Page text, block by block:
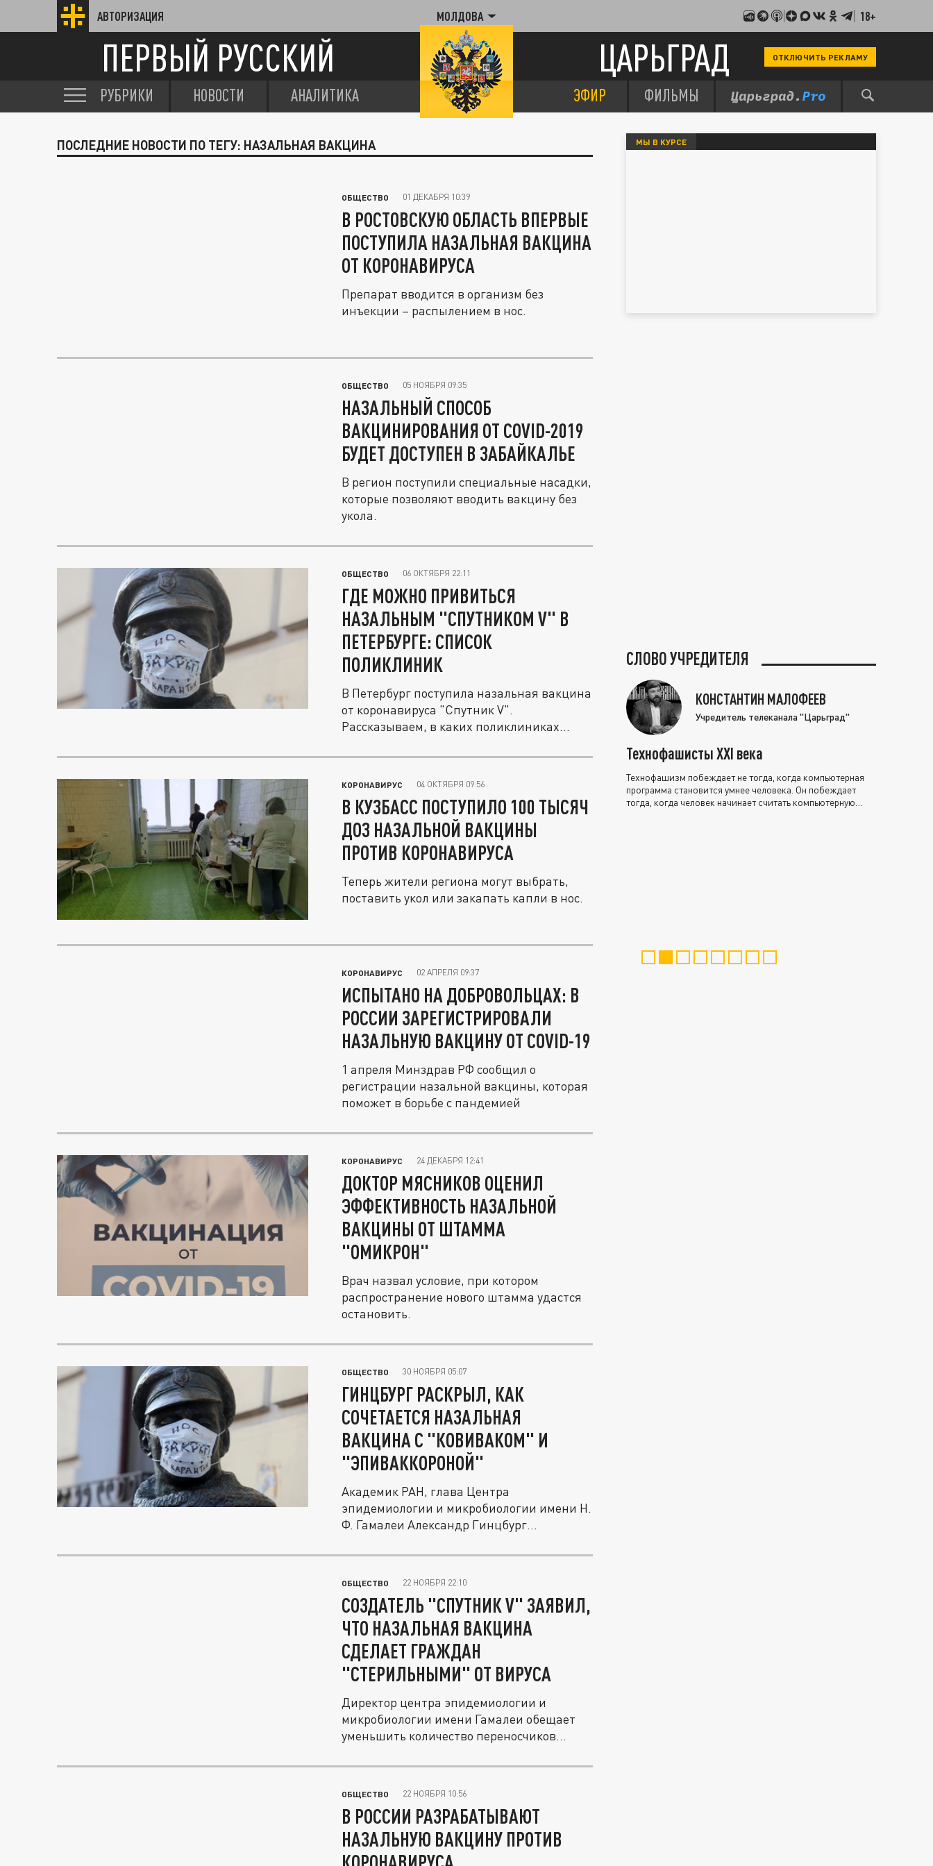
АВТОРИЗАЦИЯ МОЛДОВА 18+
ПЕРВЫЙ РУССКИЙ ЦАРЬГРАД ОТКЛЮЧИТЬ РЕКЛАМУ
РУБРИКИ НОВОСТИ АНАЛИТИКА ЭФИР ФИЛЬМЫ
ПОСЛЕДНИЕ НОВОСТИ ПО ТЕГУ: НАЗАЛЬНАЯ ВАКЦИНА
ОБЩЕСТВО 01 ДЕКАБРЯ 10:39
В РОСТОВСКУЮ ОБЛАСТЬ ВПЕРВЫЕ
ПОСТУПИЛА НАЗАЛЬНАЯ ВАКЦИНА
ОТ КОРОНАВИРУСА
Препарат вводится в организм без
инъекции – распылением в нос.
ОБЩЕСТВО 05 НОЯБРЯ 09:35
НАЗАЛЬНЫЙ СПОСОБ
ВАКЦИНИРОВАНИЯ ОТ COVID-2019
БУДЕТ ДОСТУПЕН В ЗАБАЙКАЛЬЕ
В регион поступили специальные насадки,
которые позволяют вводить вакцину без
укола.
ОБЩЕСТВО 06 ОКТЯБРЯ 22:11
ГДЕ МОЖНО ПРИВИТЬСЯ
НАЗАЛЬНЫМ "СПУТНИКОМ V" В
ПЕТЕРБУРГЕ: СПИСОК
ПОЛИКЛИНИК
В Петербург поступила назальная вакцина
от коронавируса "Спутник V".
Рассказываем, в каких поликлиниках
КОРОНАВИРУС 04 ОКТЯБРЯ 09:56
В КУЗБАСС ПОСТУПИЛО 100 ТЫСЯЧ
ДОЗ НАЗАЛЬНОЙ ВАКЦИНЫ
ПРОТИВ КОРОНАВИРУСА
Теперь жители региона могут выбрать,
поставить укол или закапать капли в нос.
КОРОНАВИРУС 02 АПРЕЛЯ 09:37
ИСПЫТАНО НА ДОБРОВОЛЬЦАХ: В
РОССИИ ЗАРЕГИСТРИРОВАЛИ
НАЗАЛЬНУЮ ВАКЦИНУ ОТ COVID-19
1 апреля Минздрав РФ сообщил о
регистрации назальной вакцины, которая
поможет в борьбе с пандемией
КОРОНАВИРУС 24 ДЕКАБРЯ 12:41
ДОКТОР МЯСНИКОВ ОЦЕНИЛ
ЭФФЕКТИВНОСТЬ НАЗАЛЬНОЙ
ВАКЦИНЫ ОТ ШТАММА
"ОМИКРОН"
Врач назвал условие, при котором
распространение нового штамма удастся
остановить.
ОБЩЕСТВО 30 НОЯБРЯ 05:07
ГИНЦБУРГ РАСКРЫЛ, КАК
СОЧЕТАЕТСЯ НАЗАЛЬНАЯ
ВАКЦИНА С "КОВИВАКОМ" И
"ЭПИВАККОРОНОЙ"
Академик РАН, глава Центра
эпидемиологии и микробиологии имени Н.
Ф. Гамалеи Александр Гинцбург
ОБЩЕСТВО 22 НОЯБРЯ 22:10
СОЗДАТЕЛЬ "СПУТНИК V" ЗАЯВИЛ,
ЧТО НАЗАЛЬНАЯ ВАКЦИНА
СДЕЛАЕТ ГРАЖДАН
"СТЕРИЛЬНЫМИ" ОТ ВИРУСА
Директор центра эпидемиологии и
микробиологии имени Гамалеи обещает
уменьшить количество переносчиков...
ОБЩЕСТВО 22 НОЯБРЯ 10:56
В РОССИИ РАЗРАБАТЫВАЮТ
НАЗАЛЬНУЮ ВАКЦИНУ ПРОТИВ
МЫ В КУРСЕ
СЛОВО УЧРЕДИТЕЛЯ
КОНСТАНТИН МАЛОФЕЕВ
Учредитель телеканала "Царьград"
Технофашисты XXI века
Технофашизм побеждает не тогда, когда компьютерная
программа становится умнее человека. Он побеждает
тогда, когда человек начинает считать компьютерную